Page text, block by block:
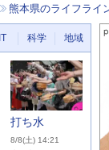
熊本県のライフライ
IT 科学 地域
打ち水
8/8(土) 14:21